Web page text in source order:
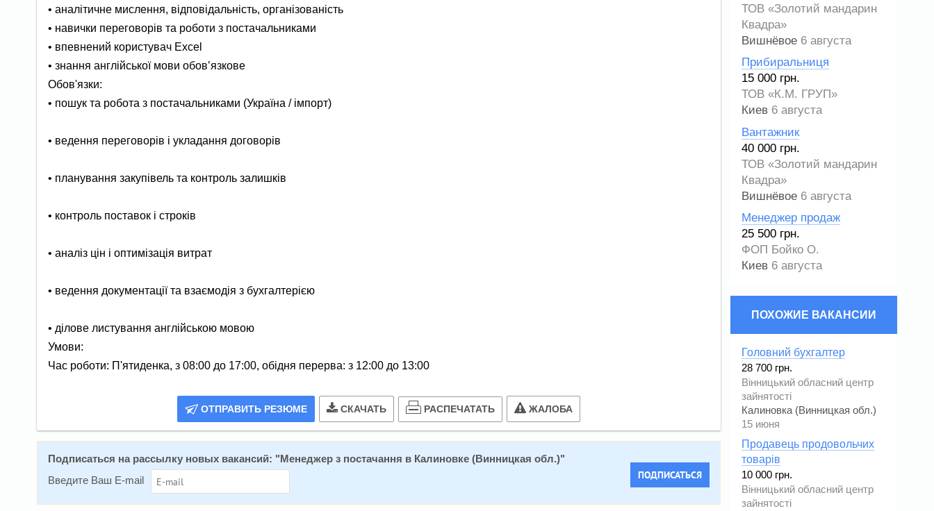
• аналітичне мислення, відповідальність, організованість
• навички переговорів та роботи з постачальниками
• впевнений користувач Excel
• знання англійської мови обов’язкове
Обов'язки:
• пошук та робота з постачальниками (Україна / імпорт)
• ведення переговорів і укладання договорів
• планування закупівель та контроль залишків
• контроль поставок і строків
• аналіз цін і оптимізація витрат
• ведення документації та взаємодія з бухгалтерією
• ділове листування англійською мовою
Умови:
Час роботи: П'ятиденка, з 08:00 до 17:00, обідня перерва: з 12:00 до 13:00
ОТПРАВИТЬ РЕЗЮМЕ СКАЧАТЬ РАСПЕЧАТАТЬ ЖАЛОБА
Подписаться на расcылку новых вакансий: " Менеджер з постачання в Калиновке (Винницкая обл.)"
Введите Ваш E-mail
ПОДПИСАТЬСЯ
ТОВ «Золотий мандарин
Квадра»
Вишнёвое 6 августа
Прибиральниця
15 000 грн.
ТОВ «К.М. ГРУП»
Киев 6 августа
Вантажник
40 000 грн.
ТОВ «Золотий мандарин
Квадра»
Вишнёвое 6 августа
Менеджер продаж
25 500 грн.
ФОП Бойко О.
Киев 6 августа
ПОХОЖИЕ ВАКАНСИИ
Головний бухгалтер
28 700 грн.
Вінницький обласний центр
зайнятості
Калиновка (Винницкая обл.)
15 июня
Продавець продовольчих
товарів
10 000 грн.
Вінницький обласний центр
зайнятості